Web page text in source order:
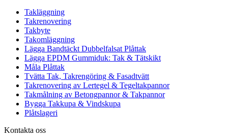
Takläggning
Takrenovering
Takbyte
Takomläggning
Lägga Bandtäckt Dubbelfalsat Plåttak
Lägga EPDM Gummiduk: Tak & Tätskikt
Måla Plåttak
Tvätta Tak, Takrengöring & Fasadtvätt
Takrenovering av Lertegel & Tegeltakpannor
Takmålning av Betongpannor & Takpannor
Bygga Takkupa & Vindskupa
Plåtslageri
Kontakta oss